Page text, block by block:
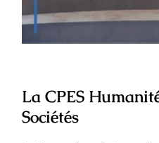
La CPES
Sociétés